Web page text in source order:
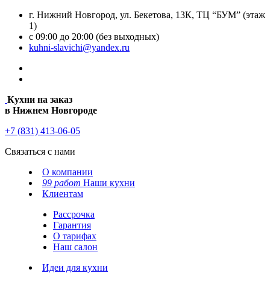
г. Нижний Новгород, ул. Бекетова, 13К, ТЦ “БУМ” (этаж
1)
с 09:00 до 20:00 (без выходных)
kuhni-slavichi@yandex.ru
Кухни на заказ
в Нижнем Новгороде
+7 (831) 413-06-05
Связаться с нами
О компании
99 работ Наши кухни
Клиентам
Рассрочка
Гарантия
О тарифах
Наш салон
Идеи для кухни